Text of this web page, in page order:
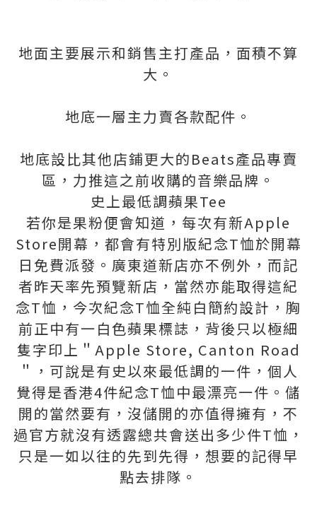
地面主要展示和銷售主打產品，面積不算
大。
地底一層主力賣各款配件。
地底設比其他店鋪更大的Beats產品專賣
區，力推這之前收購的音樂品牌。
史上最低調蘋果Tee
若你是果粉便會知道，每次有新Apple
Store開幕，都會有特別版紀念T恤於開幕
日免費派發。廣東道新店亦不例外，而記
者昨天率先預覽新店，當然亦能取得這紀
念T恤，今次紀念T恤全純白簡約設計，胸
前正中有一白色蘋果標誌，背後只以極細
隻字印上＂Apple Store, Canton Road
＂，可說是有史以來最低調的一件，個人
覺得是香港4件紀念T恤中最漂亮一件。儲
開的當然要有，沒儲開的亦值得擁有，不
過官方就沒有透露總共會送出多少件T恤，
只是一如以往的先到先得，想要的記得早
點去排隊。